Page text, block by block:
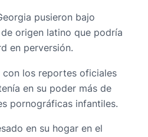
pusieron bajo
origen latino que podría
en perversión.
con los reportes oficiales
en su poder más de
pornográficas infantiles.
en su hogar en el